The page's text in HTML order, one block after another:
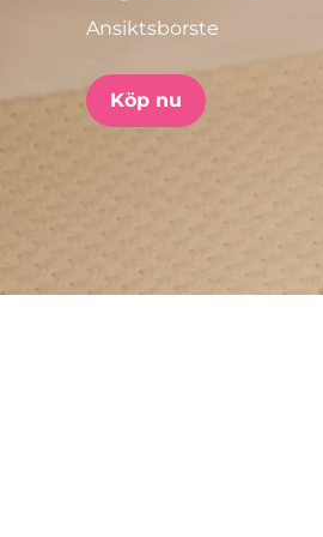
Ansiktsborste
Köp nu
issa™ Teeth Whitening Set
FAQ™ Dual LED Panel
POPULÄR